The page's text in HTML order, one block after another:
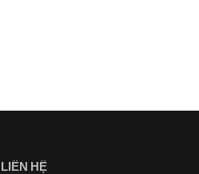
LIÊN HỆ